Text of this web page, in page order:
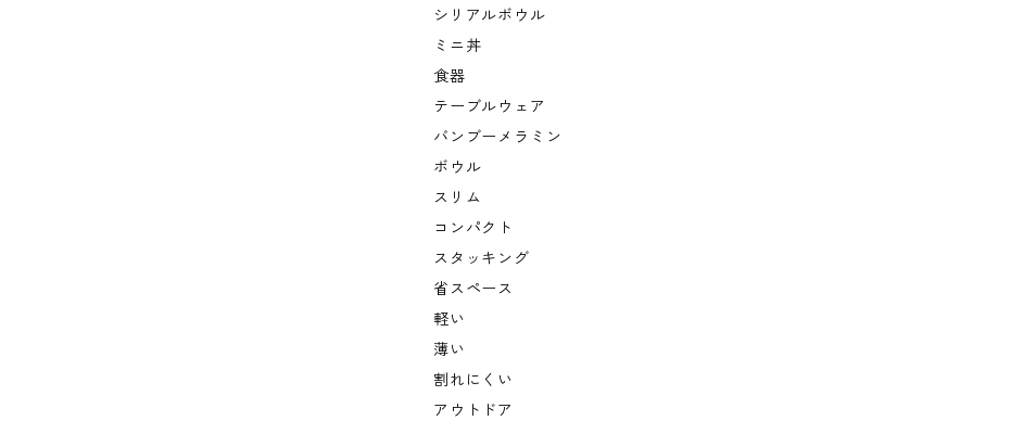
シリアルボウル
ミニ丼
食器
テーブルウェア
バンブーメラミン
ボウル
スリム
コンパクト
スタッキング
省スペース
軽い
薄い
割れにくい
アウトドア